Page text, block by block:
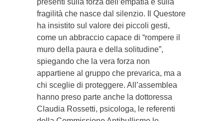
presenti sulla forza dell’empatia e sulla
fragilità che nasce dal silenzio. Il Questore
ha insistito sul valore dei piccoli gesti,
come un abbraccio capace di “rompere il
muro della paura e della solitudine”,
spiegando che la vera forza non
appartiene al gruppo che prevarica, ma a
chi sceglie di proteggere. All’assemblea
hanno preso parte anche la dottoressa
Claudia Rossetti, psicologa, le referenti